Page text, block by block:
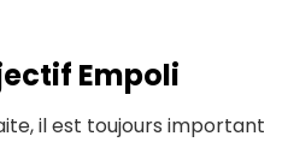
Empoli
il est toujours important